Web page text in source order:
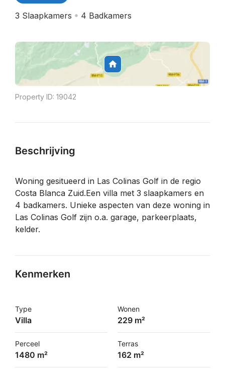
3 Slaapkamers 4 Badkamers
Property ID: 19042
Beschrijving
Woning gesitueerd in Las Colinas Golf in de regio
Costa Blanca Zuid.Een villa met 3 slaapkamers en
4 badkamers. Unieke aspecten van deze woning in
Las Colinas Golf zijn o.a. garage, parkeerplaats,
kelder.
Kenmerken
Type
Villa
Wonen
229 m²
Perceel
1480 m²
Terras
162 m²